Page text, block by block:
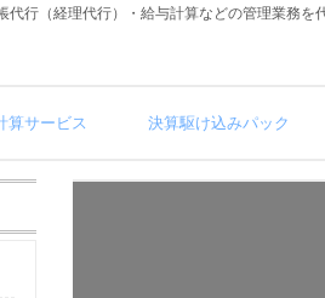
行（経理代行）・給与計算などの管理業務を
算サービス 決算駆け込みパック